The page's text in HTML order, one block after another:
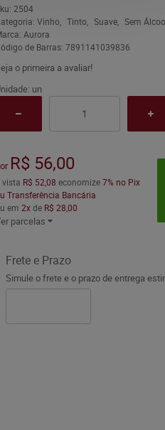
2504
Vinho Tinto Suave
Sem
Aurora
de Barras: 7891141039836
o primeira a avaliar!
un
R$ 56,00
vista R$ 52,08 economize7% no Pix
Transferência Bancária
em 2xde R$ 28,00
parcelas
Frete e Prazo
Simule o frete e o prazo de entrega